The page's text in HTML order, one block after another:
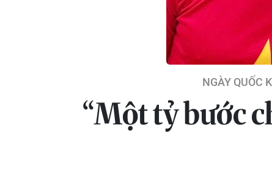
NGÀY QUỐC
“Một tỷ bước